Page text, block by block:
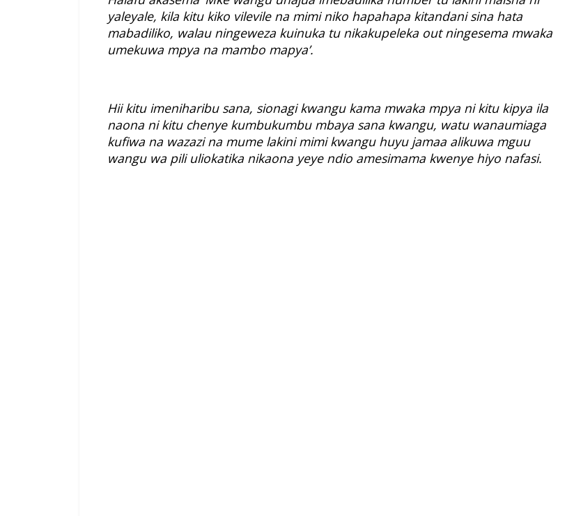
yaleyale, kila kitu kiko vilevile na mimi niko hapahapa kitandani sina hata
mabadiliko, walau ningeweza kuinuka tu nikakupeleka out ningesema mwaka
umekuwa mpya na mambo mapya’.
Hii kitu imeniharibu sana, sionagi kwangu kama mwaka mpya ni kitu kipya ila
naona ni kitu chenye kumbukumbu mbaya sana kwangu, watu wanaumiaga
kufiwa na wazazi na mume lakini mimi kwangu huyu jamaa alikuwa mguu
wangu wa pili uliokatika nikaona yeye ndio amesimama kwenye hiyo nafasi.